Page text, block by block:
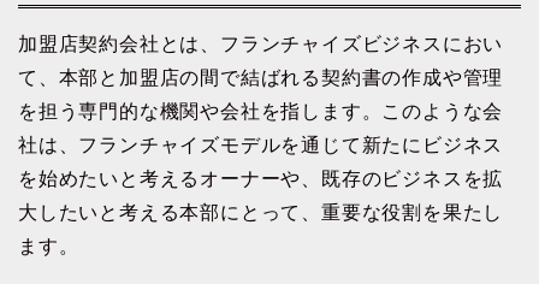
加盟店契約会社とは、フランチャイズビジネスにおい
て、本部と加盟店の間で結ばれる契約書の作成や管理
を担う専門的な機関や会社を指します。このような会
社は、フランチャイズモデルを通じて新たにビジネス
を始めたいと考えるオーナーや、既存のビジネスを拡
大したいと考える本部にとって、重要な役割を果たし
ます。